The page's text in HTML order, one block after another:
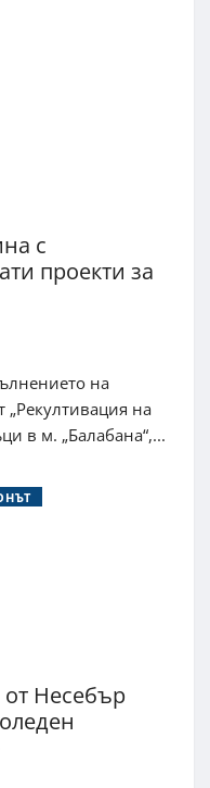
с
проекти за
на
„Рекултивация на
в м. „Балабана“,...
Несебър